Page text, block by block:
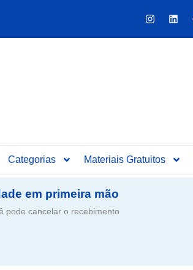
Categorias Materiais Gratuitos
em primeira mão
pode cancelar o recebimento